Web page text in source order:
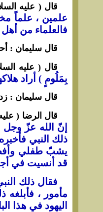
قال ( عليه
علمين ، علماً
فالعلماء من
قال سليمان :
قال ( عليه
بِمَلُومٍ ) أراد
قال سليمان :
قال الرضا (
إنّ الله عزّ وجل
ذلك النبي
يشبّ طفلي
قد أنسيت في
فقال ذلك
مأمور ، فأبلغه
اليهود في هذا